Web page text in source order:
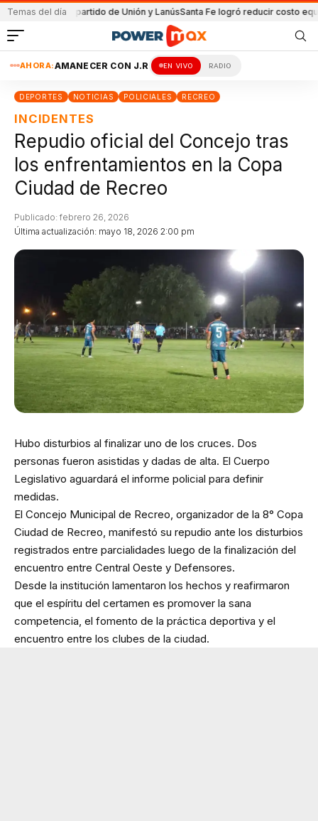
Temas del día
en el partido de Unión y LanúsSanta Fe logró reducir costo
AHORA:AMANECER CON J.R EN VIVO RADIO
DEPORTES NOTICIAS POLICIALES RECREO
INCIDENTES
Repudio oficial del Concejo tras
los enfrentamientos en la Copa
Ciudad de Recreo
Última actualización: mayo 18, 2026 2:00 pm
Publicado: febrero 26, 2026
Hubo disturbios al finalizar uno de los cruces. Dos
personas fueron asistidas y dadas de alta. El Cuerpo
Legislativo aguardará el informe policial para definir
medidas.
El Concejo Municipal de Recreo, organizador de la 8° Copa
Ciudad de Recreo, manifestó su repudio ante los disturbios
registrados entre parcialidades luego de la finalización del
encuentro entre Central Oeste y Defensores.
Desde la institución lamentaron los hechos y reafirmaron
que el espíritu del certamen es promover la sana
competencia, el fomento de la práctica deportiva y el
encuentro entre los clubes de la ciudad.